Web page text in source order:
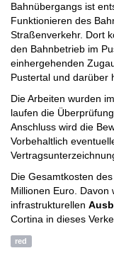
Bahnübergangs ist
Funktionieren des
Straßenverkehr. Dort
den Bahnbetrieb im
einhergehenden
Pustertal und darüber
Die Arbeiten wurden
laufen die
Anschluss wird die
Vorbehaltlich
Die Gesamtkosten
Millionen Euro. Davon
infrastrukturellen
Cortina in dieses
red